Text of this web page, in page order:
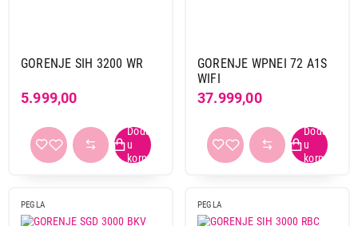
GORENJE SIH 3200 WR
5.999,00
GORENJE WPNEI 72 A1S
WIFI
37.999,00
PEGLA PEGLA